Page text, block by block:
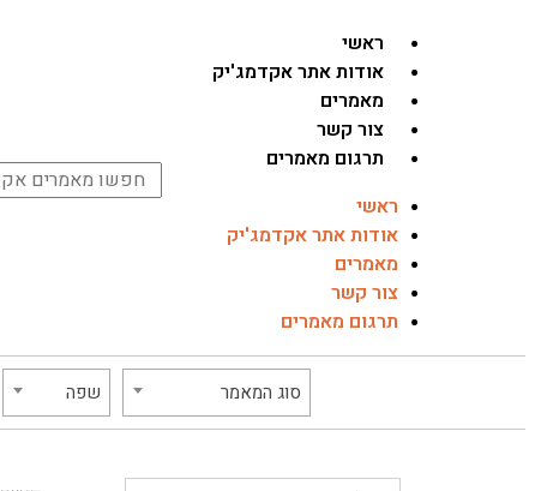
ראשי
אודות אתר אקדמג'יק
מאמרים
צור קשר
תרגום מאמרים
ראשי
אודות אתר אקדמג'יק
מאמרים
צור קשר
תרגום מאמרים
סוג המאמר שפה